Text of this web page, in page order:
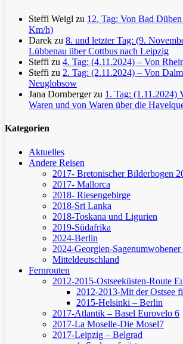
Steffi Weigl zu 12. Tag: Von Bad
Km/h)
Darek zu 8. und letzter Tag: (9.
Lübbenau über Cottbus nach Leipzig
Steffi zu 4. Tag: (4.11.2024) – Von
Steffi zu 2. Tag: (2.11.2024) – Von
Neuglobsow
Jana Dornbergerzu 1. Tag: (1.11.2024)
Waren und von Waren über die
Kategorien
Aktuelles
Andere Reisen
2017- Bretonischer Bilderbogen
2017- Mallorca
2018- Riesengebirge
2018-Sri Lanka
2018-Toskana und Ligurien
2019-Südafrika
2024-Berlin
2024-Georgien-Sagenumwobener
Mitteldeutschland
Fernrouten
2012-2015-Ostseeküsten-Route
2012-2013-Mit der Ostsee
2015-Helsinki – Berlin
2017-Atlantik – Basel Eurovelo 6
2017-La Moselle-Die Mosel7
2017-Leipzig – Belgrad